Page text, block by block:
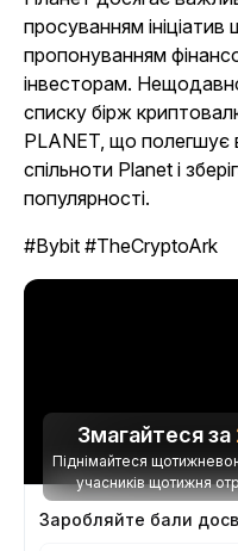
просуванням
пропонуванням
інвесторам.
списку бірж
PLANET, що полегшує
спільноти Planet і
популярності.
#Bybit #TheCryptoArk
Змагайтеся за
Піднімайтеся
учасників щотижня
Заробляйте бали